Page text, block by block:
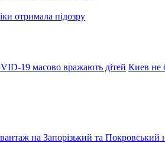
отримала підозру
19 масово вражають дітей Киев не
на Запорізький та Покровський